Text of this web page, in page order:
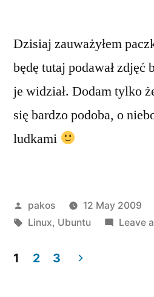
Dzisiaj zauważyłem
będę tutaj podawał zdjęć
je widział. Dodam tylko
się bardzo podoba, o
ludkami
Posted
by
pakos 12 May 2009
Tags:
Linux, Ubuntu Leave
1 2 3